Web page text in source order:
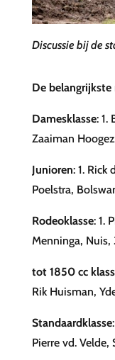
Discussie bij de
De
Damesklasse: 1.
Zaaiman
Junioren: 1. Rick
Poelstra,
Rodeoklasse: 1.
Menninga, Nuis,
tot 1850 cc
Rik Huisman,
Standaardklasse
Pierre vd. Velde,